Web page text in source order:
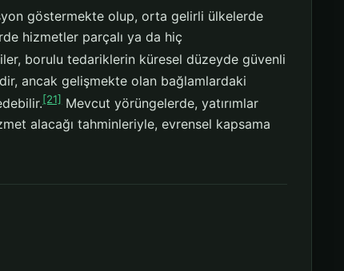
göstermekte olup, orta gelirli ülkelerde
hizmetler parçalı ya da hiç
borulu tedariklerin küresel düzeyde güvenli
ancak gelişmekte olan bağlamlardaki
[21]Mevcut yörüngelerde, yatırımlar
alacağı tahminleriyle, evrensel kapsama